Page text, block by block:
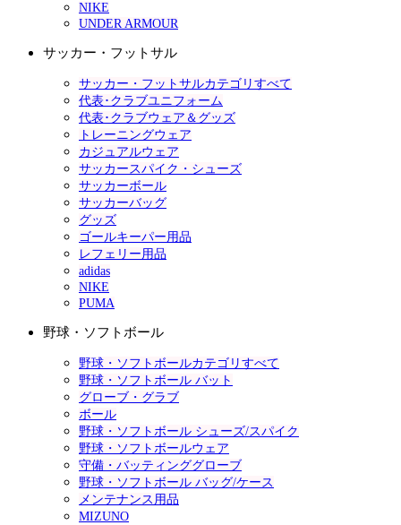
NIKE
UNDER ARMOUR
サッカー・フットサル
サッカー・フットサルカテゴリすべて
代表･クラブユニフォーム
代表･クラブウェア＆グッズ
トレーニングウェア
カジュアルウェア
サッカースパイク・シューズ
サッカーボール
サッカーバッグ
グッズ
ゴールキーパー用品
レフェリー用品
adidas
NIKE
PUMA
野球・ソフトボール
野球・ソフトボールカテゴリすべて
野球・ソフトボール バット
グローブ・グラブ
ボール
野球・ソフトボール シューズ/スパイク
野球・ソフトボールウェア
守備・バッティンググローブ
野球・ソフトボール バッグ/ケース
メンテナンス用品
MIZUNO